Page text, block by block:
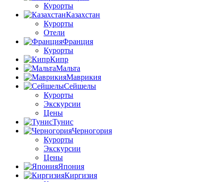
Курорты
Казахстан
Курорты
Отели
Франция
Курорты
Кипр
Мальта
Маврикия
Сейшелы
Курорты
Экскурсии
Цены
Тунис
Черногория
Курорты
Экскурсии
Цены
Япония
Киргизия